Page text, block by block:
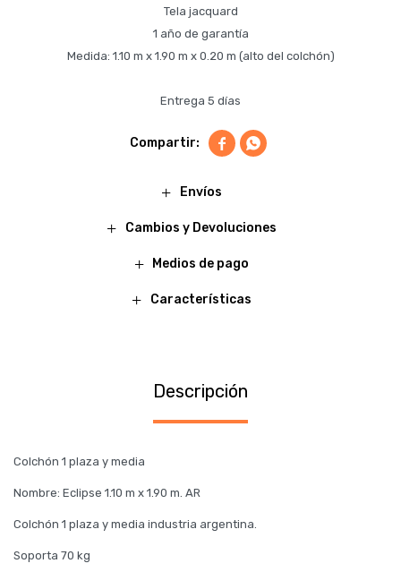
Tela jacquard
1 año de garantía
Medida: 1.10 m x 1.90 m x 0.20 m (alto del colchón)
Entrega 5 días
 
Envíos
Cambios y Devoluciones
Medios de pago
Características
Descripción
Colchón 1 plaza y media
Nombre: Eclipse 1.10 m x 1.90 m. AR
Colchón 1 plaza y media industria argentina.
Soporta 70 kg